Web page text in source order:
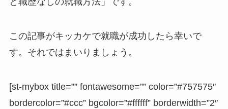
この記事がキッカケで就職が成功したら幸いで
す。それではまいりましょう。
[st-mybox title=”” fontawesome=”” color=”#757575″
bordercolor=”#ccc” bgcolor=”#ffffff” borderwidth=”2″